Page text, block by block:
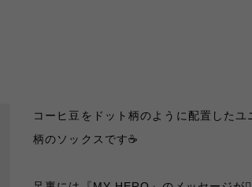
コーヒ豆をドット柄のように配置したユ
柄のソックスです☕️